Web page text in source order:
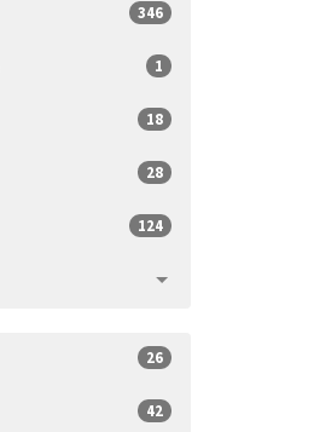
346
1
18
28
124
26
42